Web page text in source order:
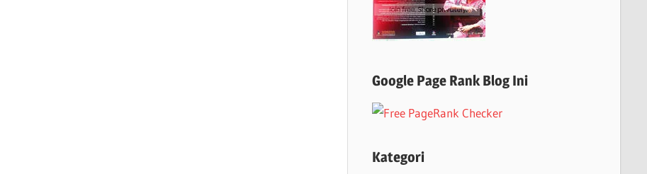
Google Page Rank Blog Ini
Kategori